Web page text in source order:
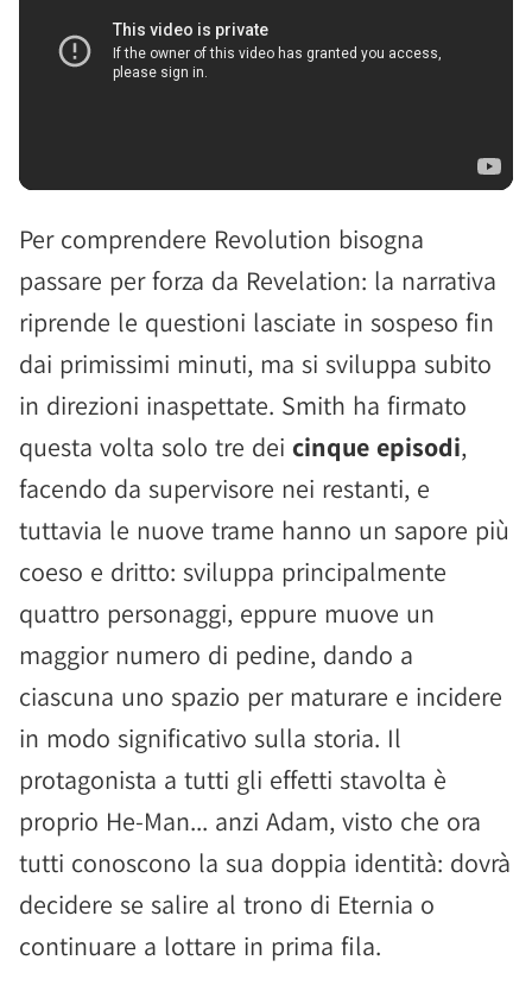
Per comprendere Revolution bisogna
passare per forza da Revelation: la narrativa
riprende le questioni lasciate in sospeso fin
dai primissimi minuti, ma si sviluppa subito
in direzioni inaspettate. Smith ha firmato
questa volta solo tre dei cinque episodi,
facendo da supervisore nei restanti, e
tuttavia le nuove trame hanno un sapore più
coeso e dritto: sviluppa principalmente
quattro personaggi, eppure muove un
maggior numero di pedine, dando a
ciascuna uno spazio per maturare e incidere
in modo significativo sulla storia. Il
protagonista a tutti gli effetti stavolta è
proprio He-Man... anzi Adam, visto che ora
tutti conoscono la sua doppia identità: dovrà
decidere se salire al trono di Eternia o
continuare a lottare in prima fila.